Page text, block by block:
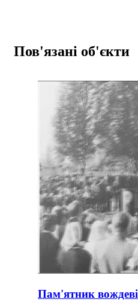
Пов'язані об'єкти
Пам'ятник вождеві